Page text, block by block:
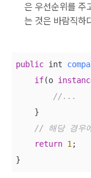
은 우선순위를 주
는 것은 바람직하
public int
if(o
//...
    }
// 해당 경우
return 1 ;
}